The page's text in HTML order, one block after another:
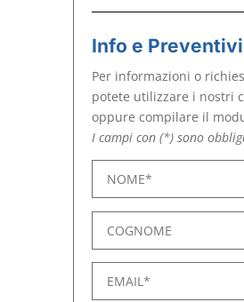
Info e Preventivi
Per informazioni o
potete utilizzare i nostri
oppure compilare il
I campi con (*) sono